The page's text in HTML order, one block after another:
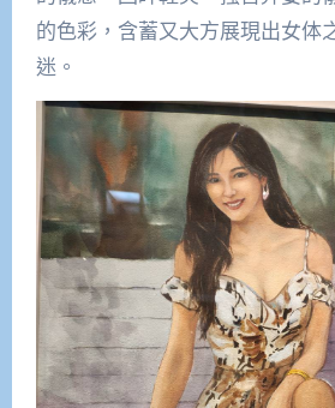
的色彩，含蓄又大方展現出女体
迷。